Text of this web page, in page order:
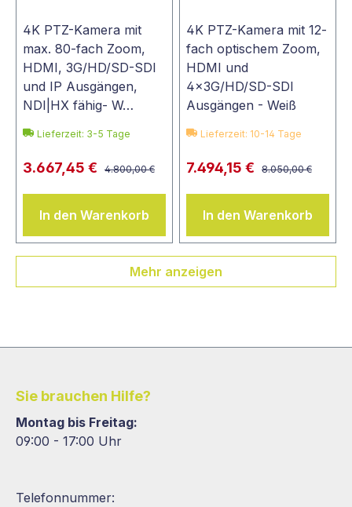
4K PTZ-Kamera mit
max. 80-fach Zoom,
HDMI, 3G/HD/SD-SDI
und IP Ausgängen,
NDI|HX fähig- W…
Lieferzeit: 3-5 Tage
3.667,45 € 4.800,00 €
In den Warenkorb
4K PTZ-Kamera mit 12-
fach optischem Zoom,
HDMI und
4x3G/HD/SD-SDI
Ausgängen - Weiß
Lieferzeit: 10-14 Tage
7.494,15 € 8.050,00 €
In den Warenkorb
Mehr anzeigen
Sie brauchen Hilfe?
Montag bis Freitag:
09:00 - 17:00 Uhr
Telefonnummer: